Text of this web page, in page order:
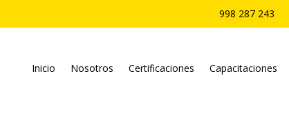
998 287 243
Inicio Nosotros Certificaciones Capacitaciones